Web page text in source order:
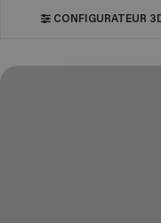
CONFIGURATEUR